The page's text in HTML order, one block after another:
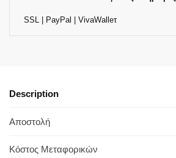
SSL | PayPal | VivaWalleτ
Description
Αποστολή
Κόστος Μεταφορικών